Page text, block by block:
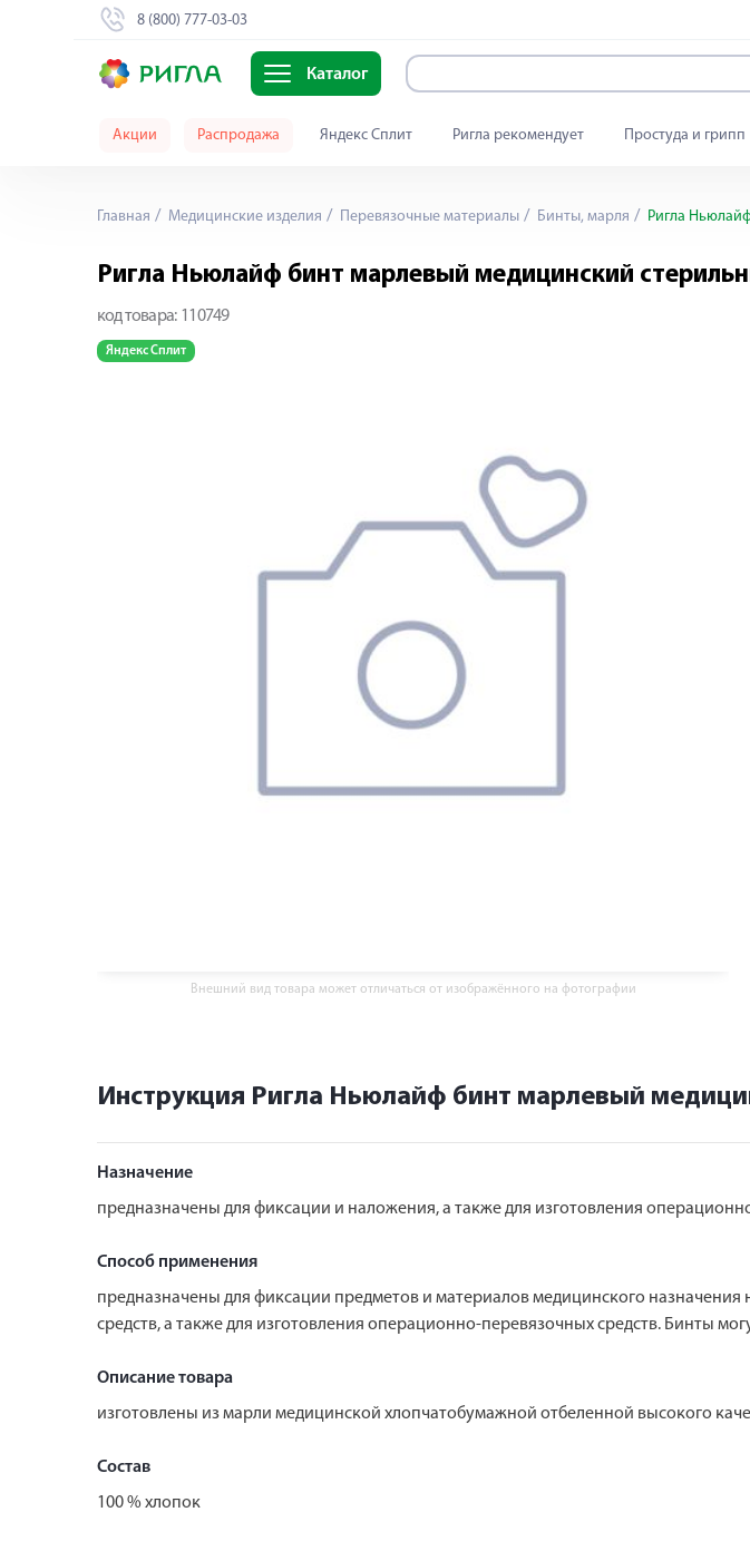
8 (800) 777-03-03
Каталог
Акции Распродажа Яндекс Сплит Ригла рекомендует Простуда и грипп
Главная Медицинские изделия Перевязочные материалы Бинты, марля Ригла
Ригла Ньюлайф бинт марлевый медицинский
код товара: 110749
Яндекс Сплит
Внешний вид товара может отличаться от изображённого на фотографии
Инструкция Ригла Ньюлайф бинт марлевый
Назначение
предназначены для фиксации и наложения, а также для изготовления
Способ применения
предназначены для фиксации предметов и материалов медицинского
средств, а также для изготовления операционно-перевязочных средств. Бинты
Описание товара
изготовлены из марли медицинской хлопчатобумажной отбеленной высокого
Состав
100 % хлопок